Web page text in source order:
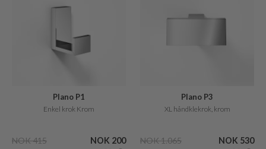
Plano P1
Enkel krok Krom
NOK 415 NOK 200
Plano P3
XL håndklekrok, krom
NOK 1.065 NOK 530